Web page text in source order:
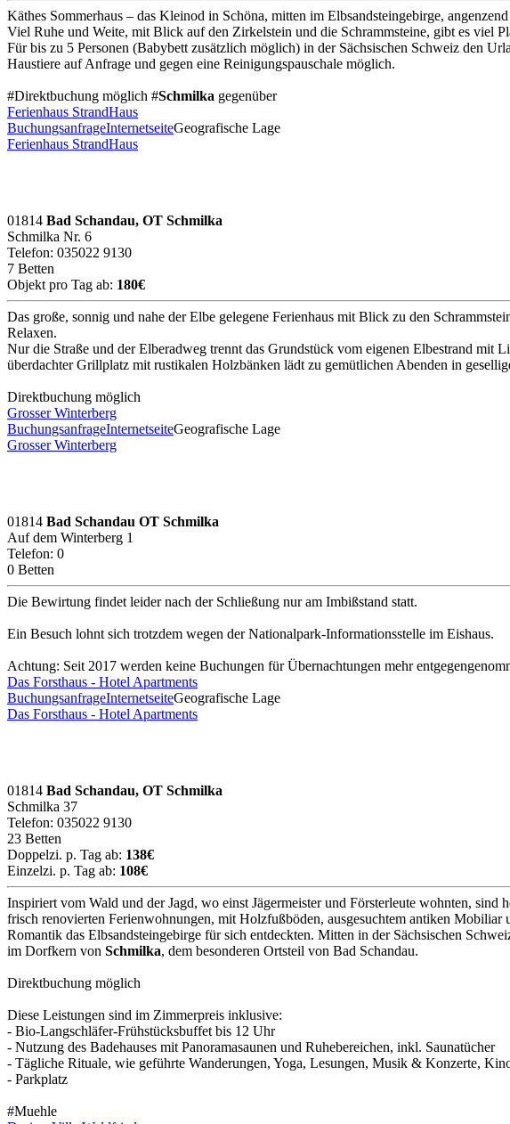
Käthes Sommerhaus – das Kleinod in Schöna, mitten im Elbsandsteingebirge,
Viel Ruhe und Weite, mit Blick auf den Zirkelstein und die Schrammsteine, gibt es viel
Für bis zu 5 Personen (Babybett zusätzlich möglich) in der Sächsischen Schweiz den
Haustiere auf Anfrage und gegen eine Reinigungspauschale möglich.
#Direktbuchung möglich #Schmilka gegenüber
Ferienhaus StrandHaus
BuchungsanfrageInternetseiteGeografische Lage
Ferienhaus StrandHaus
01814 Bad Schandau, OT Schmilka
Schmilka Nr. 6
Telefon: 035022 9130
7 Betten
Objekt pro Tag ab: 180€
Das große, sonnig und nahe der Elbe gelegene Ferienhaus mit Blick zu den
Relaxen.
Nur die Straße und der Elberadweg trennt das Grundstück vom eigenen Elbestrand mit
überdachter Grillplatz mit rustikalen Holzbänken lädt zu gemütlichen Abenden in
Direktbuchung möglich
Grosser Winterberg
BuchungsanfrageInternetseiteGeografische Lage
Grosser Winterberg
01814 Bad Schandau OT Schmilka
Auf dem Winterberg 1
Telefon: 0
0 Betten
Die Bewirtung findet leider nach der Schließung nur am Imbißstand statt.
Ein Besuch lohnt sich trotzdem wegen der Nationalpark-Informationsstelle im Eishaus.
Achtung: Seit 2017 werden keine Buchungen für Übernachtungen mehr
Das Forsthaus - Hotel Apartments
BuchungsanfrageInternetseiteGeografische Lage
Das Forsthaus - Hotel Apartments
01814 Bad Schandau, OT Schmilka
Schmilka 37
Telefon: 035022 9130
23 Betten
Doppelzi. p. Tag ab: 138€
Einzelzi. p. Tag ab: 108€
Inspiriert vom Wald und der Jagd, wo einst Jägermeister und Försterleute wohnten,
frisch renovierten Ferienwohnungen, mit Holzfußböden, ausgesuchtem antiken Mobiliar
Romantik das Elbsandsteingebirge für sich entdeckten. Mitten in der Sächsischen
im Dorfkern von Schmilka, dem besonderen Ortsteil von Bad Schandau.
Direktbuchung möglich
Diese Leistungen sind im Zimmerpreis inklusive:
- Bio-Langschläfer-Frühstücksbuffet bis 12 Uhr
- Nutzung des Badehauses mit Panoramasaunen und Ruhebereichen, inkl. Saunatücher
- Tägliche Rituale, wie geführte Wanderungen, Yoga, Lesungen, Musik & Konzerte,
- Parkplatz
#Muehle